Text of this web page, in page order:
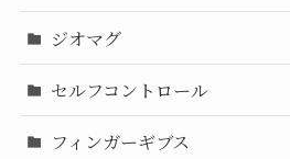
ジオマグ
セルフコントロール
フィンガーギブス